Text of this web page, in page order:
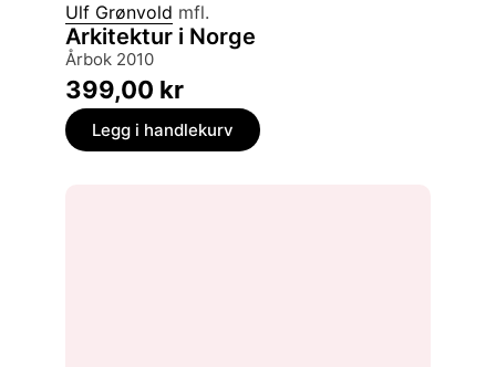
Ulf Grønvold mfl.
Arkitektur i Norge
årbok 2010
399,00 kr
Legg i handlekurv